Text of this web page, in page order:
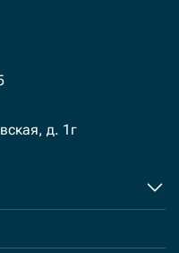
д. 1г